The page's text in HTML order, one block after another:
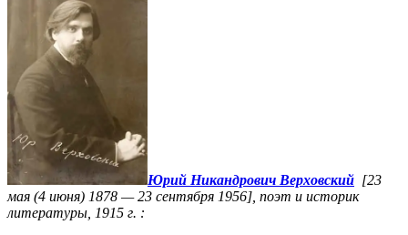
Юрий Никандрович Верховский [23
мая (4 июня) 1878 — 23 сентября 1956] поэт и историк
литературы, 1915 г. :